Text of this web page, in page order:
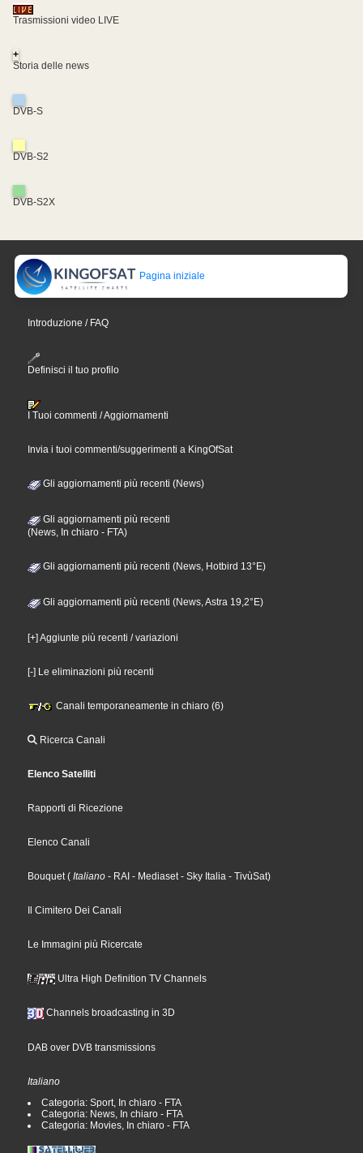
Trasmissioni video LIVE
+
Storia delle news
DVB-S
DVB-S2
DVB-S2X
Pagina iniziale
Introduzione / FAQ
Definisci il tuo profilo
I Tuoi commenti / Aggiornamenti
Invia i tuoi commenti/suggerimenti a KingOfSat
Gli aggiornamenti più recenti (News)
Gli aggiornamenti più recenti
(News, In chiaro - FTA)
Gli aggiornamenti più recenti (News, Hotbird 13°E)
Gli aggiornamenti più recenti (News, Astra 19,2°E)
[+] Aggiunte più recenti / variazioni
[-] Le eliminazioni più recenti
Canali temporaneamente in chiaro (6)
Ricerca Canali
Elenco Satelliti
Rapporti di Ricezione
Elenco Canali
Bouquet ( Italiano - RAI - Mediaset - Sky Italia - TivùSat)
Il Cimitero Dei Canali
Le Immagini più Ricercate
Ultra High Definition TV Channels
Channels broadcasting in 3D
DAB over DVB transmissions
Italiano
Categoria: Sport, In chiaro - FTA
Categoria: News, In chiaro - FTA
Categoria: Movies, In chiaro - FTA